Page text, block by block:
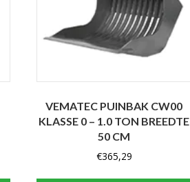
VEMATEC PUINBAK CW00
KLASSE 0 – 1.0 TON BREEDTE
50 CM
€365,29